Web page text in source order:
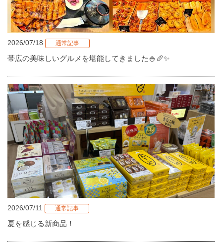
2026/07/18 通常記事
帯広の美味しいグルメを堪能してきました🍚🥖✨
2026/07/11 通常記事
夏を感じる新商品！